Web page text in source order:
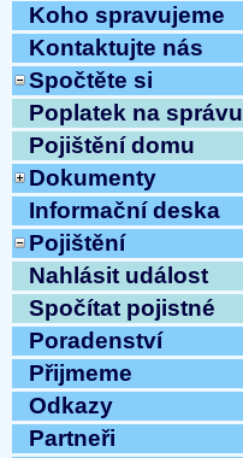
Koho spravujeme
Kontaktujte nás
Spočtěte si
Poplatek na správu
Pojištění domu
Dokumenty
Informační deska
Pojištění
Nahlásit událost
Spočítat pojistné
Poradenství
Přijmeme
Odkazy
Partneři